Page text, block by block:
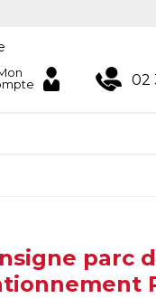
02
parc